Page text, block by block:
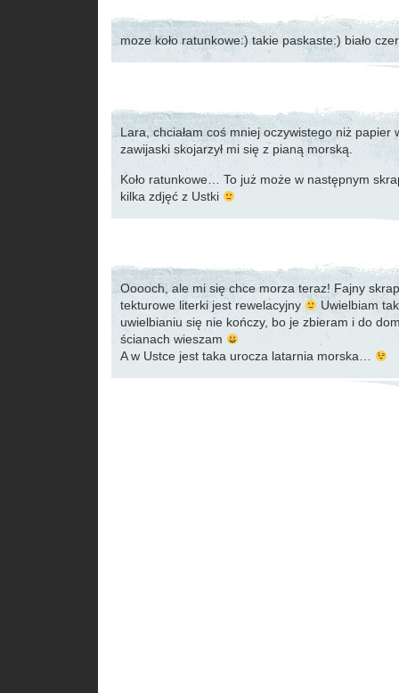
moze koło ratunkowe:) takie paskaste:) biało
Lara, chciałam coś mniej oczywistego niż papier
zawijaski skojarzył mi się z pianą morską.
Koło ratunkowe… To już może w następnym
kilka zdjęć z Ustki
Ooooch, ale mi się chce morza teraz! Fajny
tekturowe literki jest rewelacyjny
Uwielbiam
uwielbianiu się nie kończy, bo je zbieram i do
ścianach wieszam
A w Ustce jest taka urocza latarnia morska…